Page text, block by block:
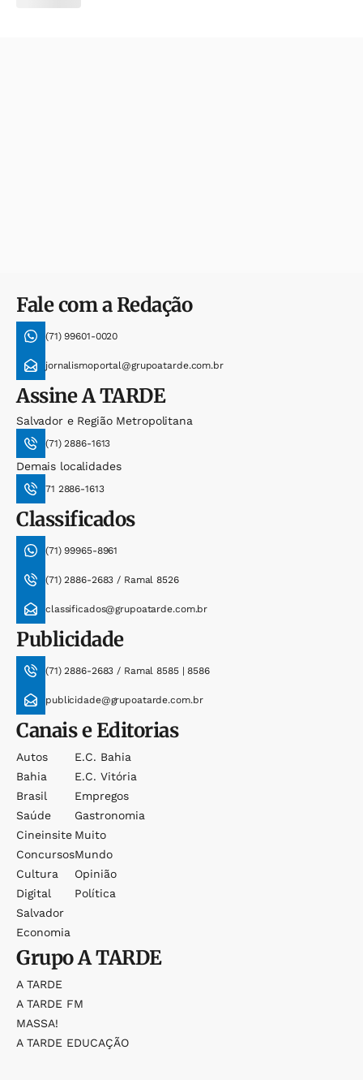
Fale com a Redação
(71) 99601-0020
jornalismoportal@grupoatarde.com.br
AssineA TARDE
Salvador e Região Metropolitana
(71) 2886-1613
Demais localidades
71 2886-1613
Classificados
(71) 99965-8961
(71) 2886-2683 / Ramal 8526
classificados@grupoatarde.com.br
Publicidade
(71) 2886-2683 / Ramal 8585 | 8586
publicidade@grupoatarde.com.br
Canais e Editorias
Autos
Bahia
Brasil
Saúde
Cineinsite
Concursos
Cultura
Digital
Salvador
Economia
E.c. Bahia
E.c. Vitória
Empregos
Gastronomia
Muito
Mundo
Opinião
Política
GrupoA TARDE
A TARDE
A TARDE FM
MASSA!
A TARDE EDUCAÇÃO